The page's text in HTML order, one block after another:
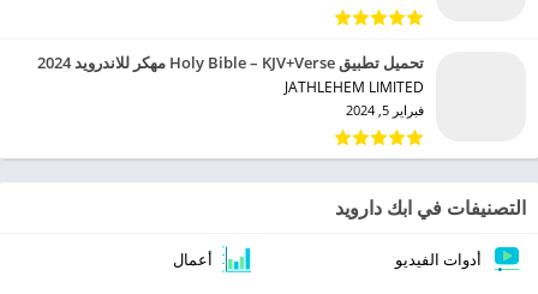
تحميل تطبيق Holy Bible – KJV+Verse مهكر للاندرويد 2024
JATHLEHEM LIMITED‏
فبراير 5, 2024
التصنيفات في ابك دارويد
أدوات الفيديو أعمال